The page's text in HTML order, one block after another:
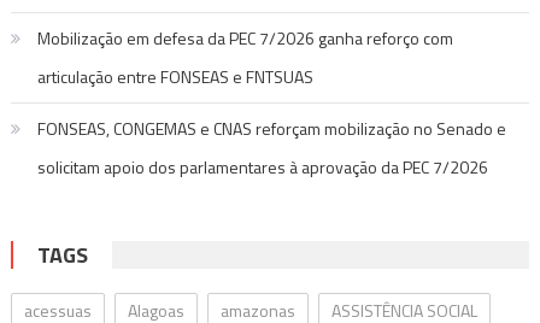
Mobilização em defesa da PEC 7/2026 ganha reforço com
articulação entre FONSEAS e FNTSUAS
FONSEAS, CONGEMAS e CNAS reforçam mobilização no Senado e
solicitam apoio dos parlamentares à aprovação da PEC 7/2026
TAGS
acessuas Alagoas amazonas
ASSISTÊNCIA SOCIAL